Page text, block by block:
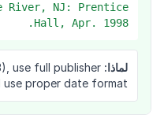
River, NJ: Prentice
Hall, Apr. 1998.
لماذا: use full publisher
proper date format.